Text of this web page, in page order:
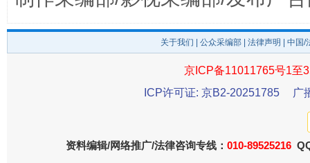
受贿1.44亿！段成刚被判无期 从幼
关于我们 公众采编部 法律声明 | 中国
京ICP备11011765号1至
ICP许可证: 京B2-20251785
广
资料编辑/网络推广/法律咨询专线： 010-89525216